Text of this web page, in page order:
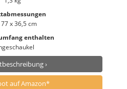
x 36,5 cm
enthalten
›
auf Amazon*